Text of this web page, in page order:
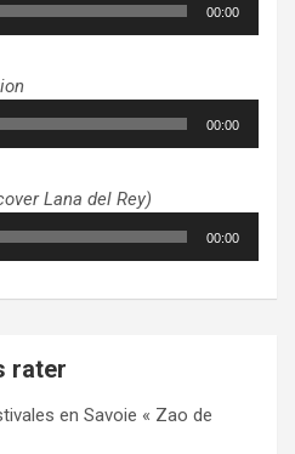
00:00
00:00
Lana del Rey)
00:00
rater
en Savoie « Zao de